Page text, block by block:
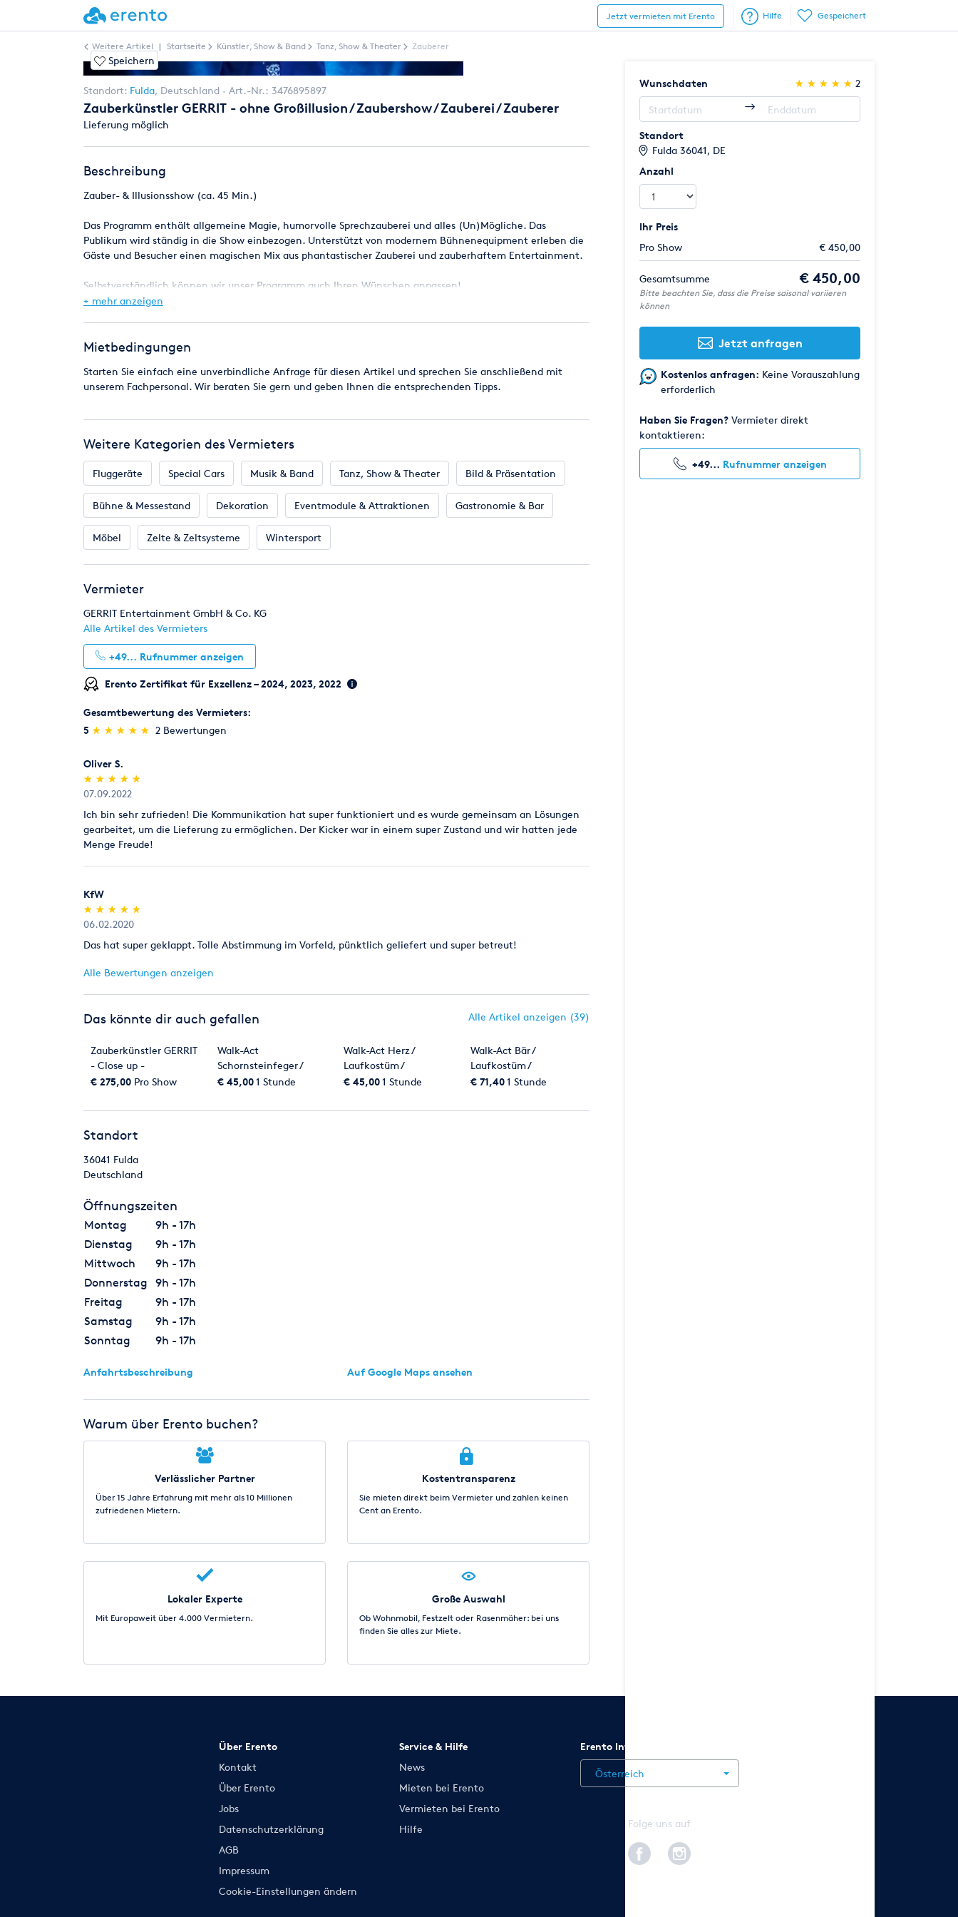
Gespeichert
Jetzt vermieten mit Erento Hilfe
Weitere Artikel | Startseite Künstler, Show & Band Tanz, Show & Theater Zauberer
Speichern
Standort: Fulda, Deutschland Art.-Nr.: 3476895897
Zauberkünstler GERRIT - ohne Großillusion / Zaubershow / Zauberei / Zauberer
Lieferung möglich
Beschreibung
Zauber- & Illusionsshow (ca. 45 Min.)
Das Programm enthält allgemeine Magie, humorvolle Sprechzauberei und alles (Un)Mögliche. Das
Publikum wird ständig in die Show einbezogen. Unterstützt von modernem Bühnenequipment erleben die
Gäste und Besucher einen magischen Mix aus phantastischer Zauberei und zauberhaftem Entertainment.
Selbstverständlich können wir unser Programm auch Ihren Wünschen anpassen!
Klicken Sie einfach rechts oberhalb der "Standortwahl" auf den blauen Link "Alle Artikel des Vermieters",
+ mehr anzeigen
Mietbedingungen
Starten Sie einfach eine unverbindliche Anfrage für diesen Artikel und sprechen Sie anschließend mit
unserem Fachpersonal. Wir beraten Sie gern und geben Ihnen die entsprechenden Tipps.
Weitere Kategorien des Vermieters
Fluggeräte Special Cars Musik & Band Tanz, Show & Theater Bild & Präsentation
Bühne & Messestand Dekoration Eventmodule & Attraktionen Gastronomie & Bar
Möbel Zelte & Zeltsysteme Wintersport
Vermieter
GERRIT Entertainment GmbH & Co. KG
Alle Artikel des Vermieters
+49... Rufnummer anzeigen
Erento Zertifikat für Exzellenz – 2024, 2023, 2022
Gesamtbewertung des Vermieters:
5 (*)
★
★
(*) ★
★
(*) ★
★
(*) ★
★
(*) ★
★ 2 Bewertungen
Oliver S.
(*)
★
★
(*) ★
★
(*) ★
★
(*) ★
★
(*) ★
★
07.09.2022
Ich bin sehr zufrieden! Die Kommunikation hat super funktioniert und es wurde gemeinsam an Lösungen
gearbeitet, um die Lieferung zu ermöglichen. Der Kicker war in einem super Zustand und wir hatten jede
Menge Freude!
KfW
(*)
★
★
(*) ★
★
(*) ★
★
(*) ★
★
(*) ★
★
06.02.2020
Das hat super geklappt. Tolle Abstimmung im Vorfeld, pünktlich geliefert und super betreut!
Alle Bewertungen anzeigen
Das könnte dir auch gefallen Alle Artikel anzeigen (39)
Zauberkünstler GERRIT
- Close up -
Tischzauberei /
Zauberer
€ 275,00 Pro Show
Walk-Act
Schornsteinfeger /
Spezial-Promotion /
€ 45,001 Stunde
Walk-Act Herz /
Laufkostüm /
Paradekostüm / Kostüm
€ 45,001 Stunde
Walk-Act Bär /
Laufkostüm /
Paradekostüm / Kostüm
€ 71,401 Stunde
Standort
36041 Fulda
Deutschland
Öffnungszeiten
Montag
9h - 17h
Dienstag
9h - 17h
Mittwoch
9h - 17h
Donnerstag
9h - 17h
Freitag
9h - 17h
Samstag
9h - 17h
Sonntag
9h - 17h
Anfahrtsbeschreibung Auf Google Maps ansehen
Warum über Erento buchen?
Verlässlicher Partner
Über 15 Jahre Erfahrung mit mehr als 10 Millionen
zufriedenen Mietern.
Lokaler Experte
Mit Europaweit über 4.000 Vermietern.
Kostentransparenz
Sie mieten direkt beim Vermieter und zahlen keinen
Cent an Erento.
Große Auswahl
Ob Wohnmobil, Festzelt oder Rasenmäher: bei uns
finden Sie alles zur Miete.
Wunschdaten (*)
★
★
(*) ★
★
(*) ★
★
(*) ★
★
(*) ★
★ 2
Standort
Fulda 36041, DE
Anzahl
Ihr Preis
Pro Show
€ 450,00
Gesamtsumme € 450,00
Bitte beachten Sie, dass die Preise saisonal variieren
können
Jetzt anfragen
Kostenlos anfragen: Keine Vorauszahlung
erforderlich
Haben Sie Fragen? Vermieter direkt
kontaktieren:
+49... Rufnummer anzeigen
Über Erento
Kontakt
Über Erento
Jobs
Datenschutzerklärung
AGB
Impressum
Cookie-Einstellungen ändern
Service & Hilfe
News
Mieten bei Erento
Vermieten bei Erento
Hilfe
Erento International
Österreich
Folge uns auf